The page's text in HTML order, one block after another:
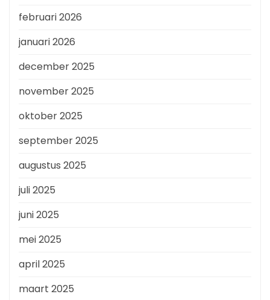
februari 2026
januari 2026
december 2025
november 2025
oktober 2025
september 2025
augustus 2025
juli 2025
juni 2025
mei 2025
april 2025
maart 2025